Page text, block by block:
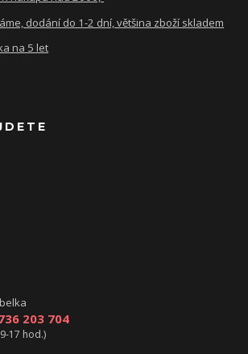
dodání do 1-2 dní, většina zboží skladem
na 5 let
203 704
17 hod.)